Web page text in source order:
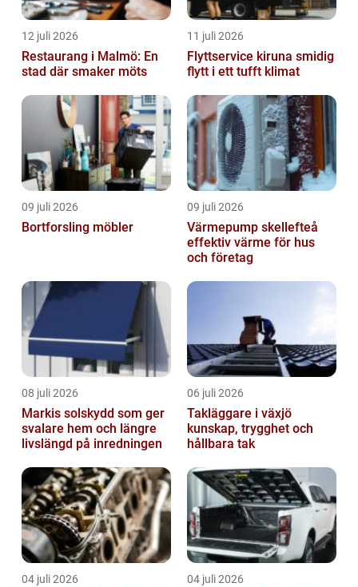
12 juli 2026
Restaurang i Malmö: En
stad där smaker möts
11 juli 2026
Flyttservice kiruna smidig
flytt i ett tufft klimat
09 juli 2026
Bortforsling möbler
09 juli 2026
Värmepump skellefteå
effektiv värme för hus
och företag
08 juli 2026
Markis solskydd som ger
svalare hem och längre
livslängd på inredningen
06 juli 2026
Takläggare i växjö
kunskap, trygghet och
hållbara tak
04 juli 2026 04 juli 2026